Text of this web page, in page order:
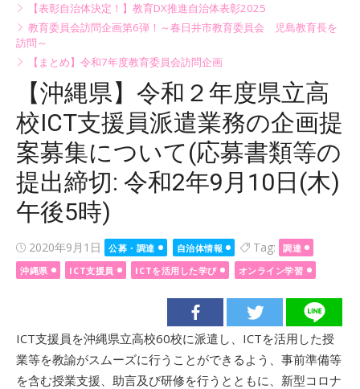
【表彰自治体決定！】教育DX推進自治体表彰2025
教育委員会訪問企画第6弾！～春日井市教育委員会 児島教育長を
訪問～
【まとめ】令和7年度教育委員会訪問企画
【沖縄県】令和２年度県立高
校ICT支援員派遣業務の企画提
案募集について(応募書類等の
提出締切: 令和2年9月10日(木)
午後5時)
Posted
on
2020年9月1日 公募・調達 自治体情報 Tag:
調達
沖縄県
ICT支援員 ICTを活用した学び オンライン学習
ICT支援員を沖縄県立高校60校に派遣し、ICTを活用した授
業等を教諭がスムーズに行うことができるよう、事前準備等
を含む授業支援、助言及び研修を行うとともに、新型コロナ